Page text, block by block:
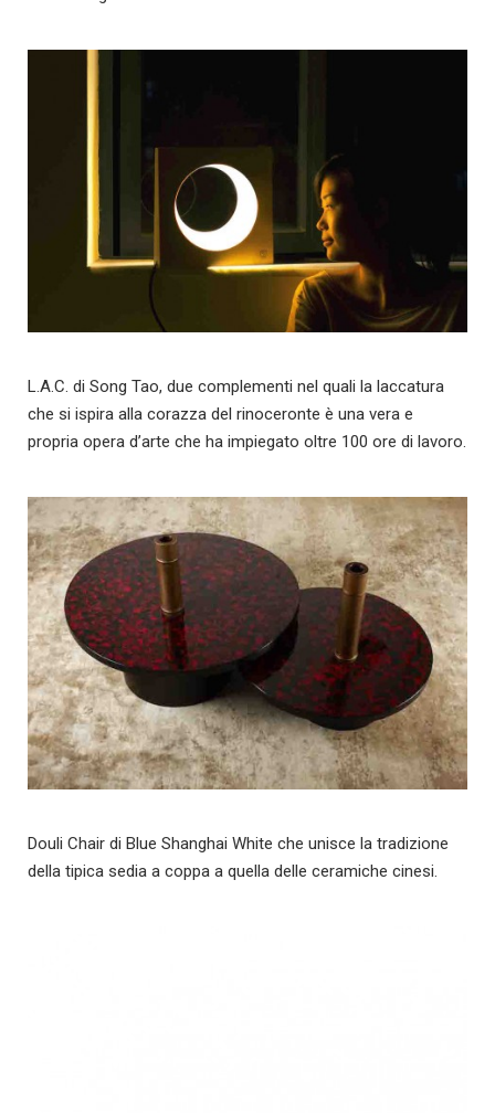
L.A.C. di Song Tao, due complementi nel quali la laccatura
che si ispira alla corazza del rinoceronte è una vera e
propria opera d’arte che ha impiegato oltre 100 ore di lavoro.
Douli Chair di Blue Shanghai White che unisce la tradizione
della tipica sedia a coppa a quella delle ceramiche cinesi.